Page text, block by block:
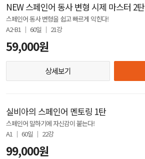
NEW 스페인어 동사 변형 시제 마스터 2탄
스페인어 동사 변형을 쉽고 빠르게 익힌다!
A2-B1 │ 60일 │ 21강
59,000원
상세보기
실비아의 스페인어 멘토링 1탄
스페인어 말하기에 자신감이 붙는다!
A1 │ 60일 │ 22강
99,000원